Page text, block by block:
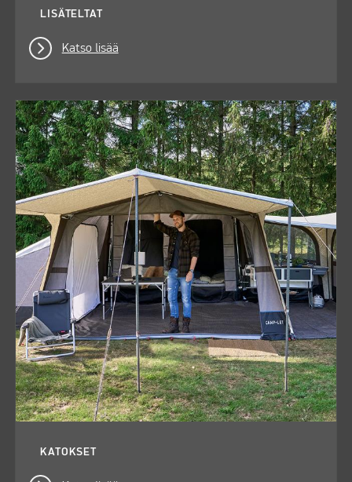
LISÄTELTAT
Katso lisää
KATOKSET